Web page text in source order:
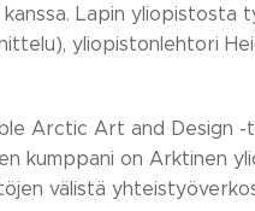
Lapin
yliopistonlehtori
Arctic Art and Design
kumppani on Arktinen
välistä